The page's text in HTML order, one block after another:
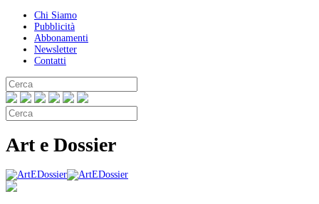
Chi Siamo
Pubblicità
Abbonamenti
Newsletter
Contatti
Art e Dossier